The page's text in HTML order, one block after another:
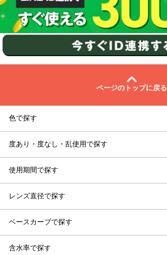
ページのトップに戻る
色で探す
度あり・度なし・乱使用で探す
使用期間で探す
レンズ直径で探す
ベースカーブで探す
含水率で探す